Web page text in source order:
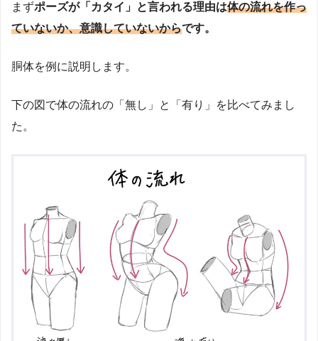
まずポーズが「カタイ」と言われる理由は体の流れを作っ
ていないか、意識していないからです。
胴体を例に説明します。
下の図で体の流れの「無し」と「有り」を比べてみまし
た。